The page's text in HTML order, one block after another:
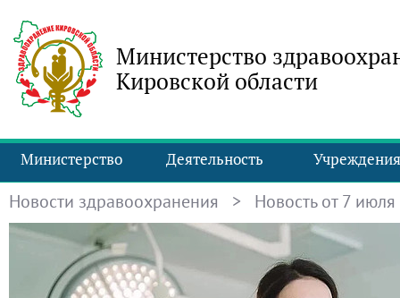
Министерство
Кировской области
Министерство Деятельность Учреждения
Новости здравоохранения > Новость от 7 июля